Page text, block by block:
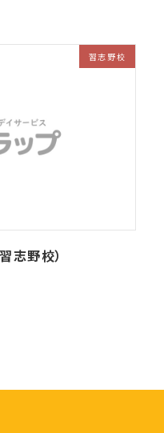
習志野校
野校）